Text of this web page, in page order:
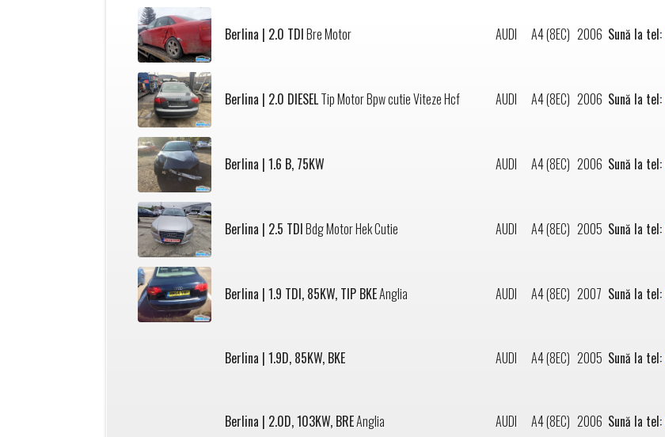
Berlina | 2.0 TDIBre Motor AUDI A4 (8EC) 2006 Sună la tel:
Berlina | 2.0 DIESELTip Motor Bpw cutie Viteze Hcf AUDI A4 (8EC) 2006 Sună la tel:
Berlina | 1.6 B, 75KW AUDI A4 (8EC) 2006 Sună la tel:
Berlina | 2.5 TDIBdg Motor Hek Cutie AUDI A4 (8EC) 2005 Sună la tel:
Berlina | 1.9 TDI, 85KW, TIP BKEAnglia AUDI A4 (8EC) 2007 Sună la tel:
Berlina | 1.9D, 85KW, BKE AUDI A4 (8EC) 2005 Sună la tel:
Berlina | 2.0D, 103KW, BREAnglia AUDI A4 (8EC) 2006 Sună la tel: